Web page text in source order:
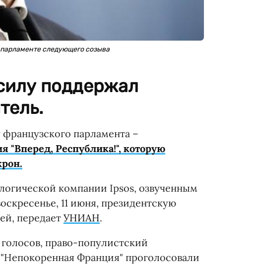
следующего созыва
поддержал
парламента –
"Вперед, Республика!", которую
компании Ipsos, озвученным
11 июня, президентскую
передает УНИАН.
право-популистский
Франция" проголосовали